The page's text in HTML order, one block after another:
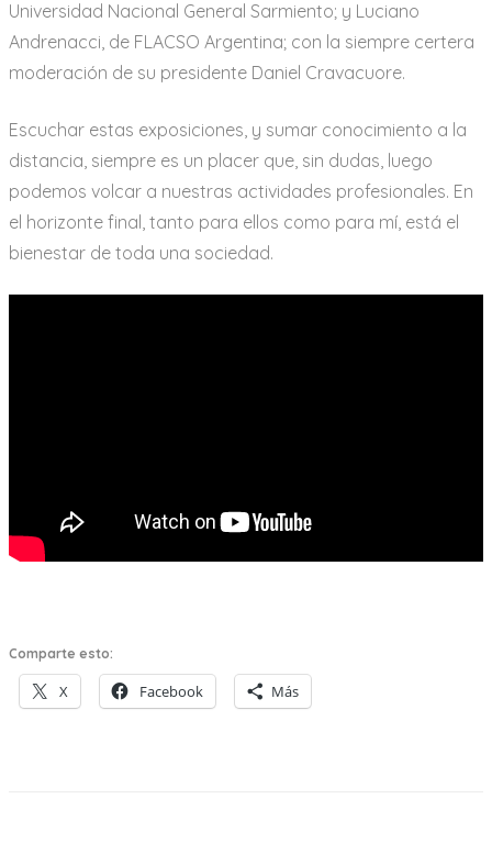
Universidad Nacional General Sarmiento; y Luciano
Andrenacci, de FLACSO Argentina; con la siempre certera
moderación de su presidente Daniel Cravacuore.
Escuchar estas exposiciones, y sumar conocimiento a la
distancia, siempre es un placer que, sin dudas, luego
podemos volcar a nuestras actividades profesionales. En
el horizonte final, tanto para ellos como para mí, está el
bienestar de toda una sociedad.
Comparte esto:
X Facebook Más